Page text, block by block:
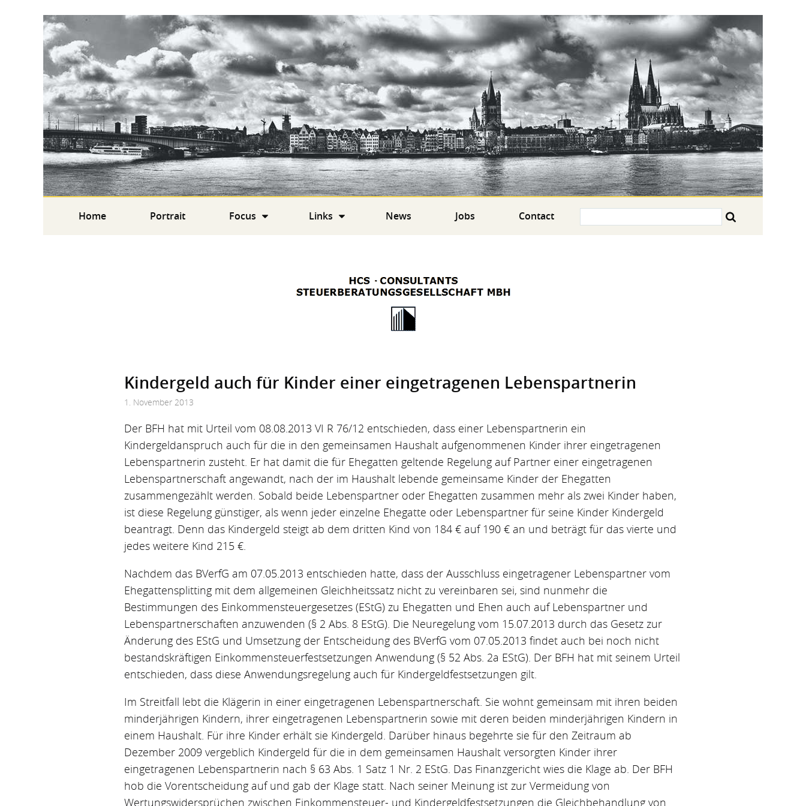
Home Portrait Focus Links News Jobs Contact
Kindergeld auch für Kinder einer einge­tragenen Lebens­partnerin
1. November 2013
Der BFH hat mit Urteil vom 08.08.2013 VI R 76/12 entschieden, dass einer Lebenspartnerin ein
Kindergeldanspruch auch für die in den gemeinsamen Haushalt aufgenommenen Kinder ihrer eingetragenen
Lebenspartnerin zusteht. Er hat damit die für Ehegatten geltende Regelung auf Partner einer eingetragenen
Lebenspartnerschaft angewandt, nach der im Haushalt lebende gemeinsame Kinder der Ehegatten
zusammengezählt werden. Sobald beide Lebenspartner oder Ehegatten zusammen mehr als zwei Kinder haben,
ist diese Regelung günstiger, als wenn jeder einzelne Ehegatte oder Lebenspartner für seine Kinder Kindergeld
beantragt. Denn das Kindergeld steigt ab dem dritten Kind von 184 € auf 190 € an und beträgt für das vierte und
jedes weitere Kind 215 €.
Nachdem das BVerfG am 07.05.2013 entschieden hatte, dass der Ausschluss eingetragener Lebenspartner vom
Ehegattensplitting mit dem allgemeinen Gleichheitssatz nicht zu vereinbaren sei, sind nunmehr die
Bestimmungen des Einkommensteuergesetzes (EStG) zu Ehegatten und Ehen auch auf Lebenspartner und
Lebenspartnerschaften anzuwenden (§ 2 Abs. 8 EStG). Die Neuregelung vom 15.07.2013 durch das Gesetz zur
Änderung des EStG und Umsetzung der Entscheidung des BVerfG vom 07.05.2013 findet auch bei noch nicht
bestandskräftigen Einkommensteuerfestsetzungen Anwendung (§ 52 Abs. 2a EStG). Der BFH hat mit seinem Urteil
entschieden, dass diese Anwendungsregelung auch für Kindergeldfestsetzungen gilt.
Im Streitfall lebt die Klägerin in einer eingetragenen Lebenspartnerschaft. Sie wohnt gemeinsam mit ihren beiden
minderjährigen Kindern, ihrer eingetragenen Lebenspartnerin sowie mit deren beiden minderjährigen Kindern in
einem Haushalt. Für ihre Kinder erhält sie Kindergeld. Darüber hinaus begehrte sie für den Zeitraum ab
Dezember 2009 vergeblich Kindergeld für die in dem gemeinsamen Haushalt versorgten Kinder ihrer
eingetragenen Lebenspartnerin nach § 63 Abs. 1 Satz 1 Nr. 2 EStG. Das Finanzgericht wies die Klage ab. Der BFH
hob die Vorentscheidung auf und gab der Klage statt. Nach seiner Meinung ist zur Vermeidung von
Wertungswidersprüchen zwischen Einkommensteuer- und Kindergeldfestsetzungen die Gleichbehandlung von